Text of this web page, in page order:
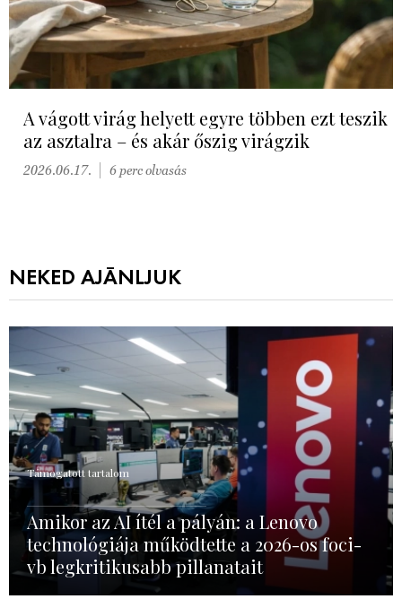
A vágott virág helyett egyre többen ezt teszik
az asztalra – és akár őszig virágzik
2026.06.17. 6 perc olvasás
NEKED AJÁNLJUK
Támogatott tartalom
Amikor az AI ítél a pályán: a Lenovo
technológiája működtette a 2026-os foci-
vb legkritikusabb pillanatait